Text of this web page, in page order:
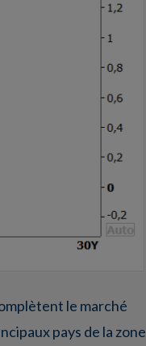
le marché
pays de la zone